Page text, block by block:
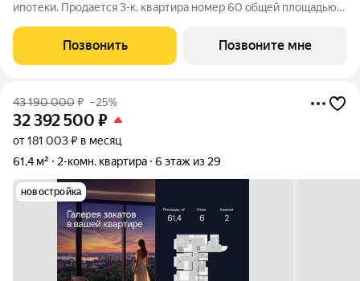
ипотеки. Продается 3-к. квартира номер 60 общей площадью
предчистовой отделкой. МОМЕНТС ЖК бизнес-класса,
расположен на расстоянии вытянутой
Позвонить Позвоните мне
43 190 000₽ –25%
32 392 500 ₽
от 181 003 ₽ в месяц
61,4 м²
2-комн. квартира 6 этаж из 29
новостройка